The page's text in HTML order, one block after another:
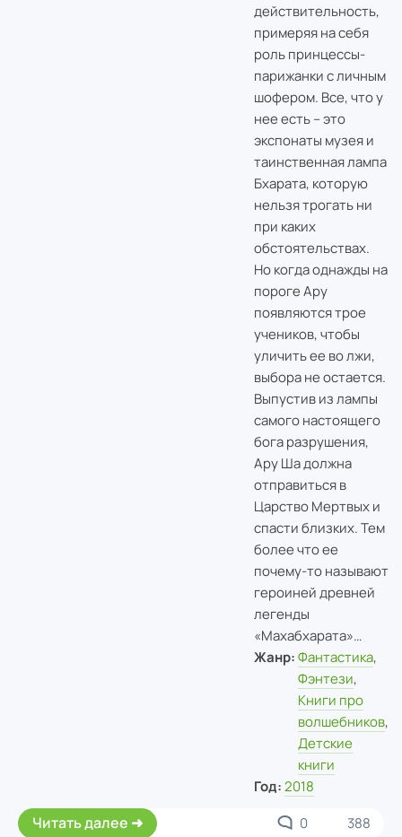
действительность,
примеряя на себя
роль принцессы-
парижанки с личным
шофером. Все, что у
нее есть – это
экспонаты музея и
таинственная лампа
Бхарата, которую
нельзя трогать ни
при каких
обстоятельствах.
Но когда однажды на
пороге Ару
появляются трое
учеников, чтобы
уличить ее во лжи,
выбора не остается.
Выпустив из лампы
самого настоящего
бога разрушения,
Ару Ша должна
отправиться в
Царство Мертвых и
спасти близких. Тем
более что ее
почему-то называют
героиней древней
легенды
«Махабхарата»…
Жанр: Фантастика,
Фэнтези,
Книги про
волшебников,
Детские
книги
Год: 2018
Читать далее 0 388